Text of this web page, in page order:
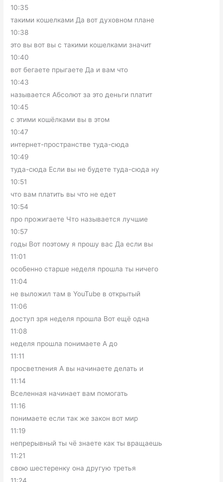
10:35
такими кошелками Да вот духовном плане
10:38
это вы вот вы с такими кошелками значит
10:40
вот бегаете прыгаете Да и вам что
10:43
называется Абсолют за это деньги платит
10:45
с этими кошёлками вы в этом
10:47
интернет-пространстве туда-сюда
10:49
туда-сюда Если вы не будете туда-сюда ну
10:51
что вам платить вы что не едет
10:54
про прожигаете Что называется лучшие
10:57
годы Вот поэтому я прошу вас Да если вы
11:01
особенно старше неделя прошла ты ничего
11:04
не выложил там в YouTube в открытый
11:06
доступ зря неделя прошла Вот ещё одна
11:08
неделя прошла понимаете А до
11:11
просветления А вы начинаете делать и
11:14
Вселенная начинает вам помогать
11:16
понимаете если так же закон вот мир
11:19
непрерывный ты чё знаете как ты вращаешь
11:21
свою шестеренку она другую третья